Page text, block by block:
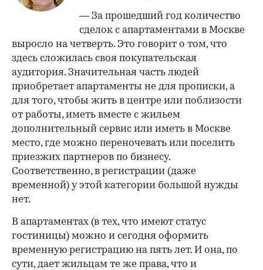
— За прошедший год количество
сделок с апартаментами в Москве
выросло на четверть. Это говорит о том, что
здесь сложилась своя покупательская
аудитория. Значительная часть людей
приобретает апартаменты не для прописки, а
для того, чтобы жить в центре или поблизости
от работы, иметь вместе с жильем
дополнительный сервис или иметь в Москве
место, где можно переночевать или поселить
приезжих партнеров по бизнесу.
Соответственно, в регистрации (даже
временной) у этой категории большой нужды
нет.
В апартаментах (в тех, что имеют статус
гостиницы) можно и сегодня оформить
временную регистрацию на пять лет. И она, по
сути, дает жильцам те же права, что и